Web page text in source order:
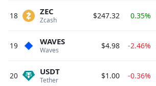
18 Zcash
ZEC $247.32 0.35%
19 Waves
WAVES $4.98 -2.46%
20 Tether
USDT $1.00 -0.36%